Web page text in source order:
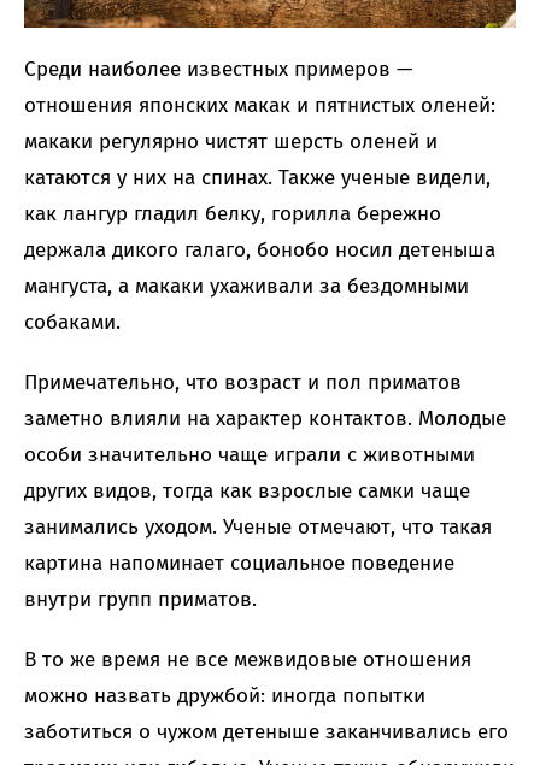
Среди наиболее известных примеров —
отношения японских макак и пятнистых оленей:
макаки регулярно чистят шерсть оленей и
катаются у них на спинах. Также ученые видели,
как лангур гладил белку, горилла бережно
держала дикого галаго, бонобо носил детеныша
мангуста, а макаки ухаживали за бездомными
собаками.
Примечательно, что возраст и пол приматов
заметно влияли на характер контактов. Молодые
особи значительно чаще играли с животными
других видов, тогда как взрослые самки чаще
занимались уходом. Ученые отмечают, что такая
картина напоминает социальное поведение
внутри групп приматов.
В то же время не все межвидовые отношения
можно назвать дружбой: иногда попытки
заботиться о чужом детеныше заканчивались его